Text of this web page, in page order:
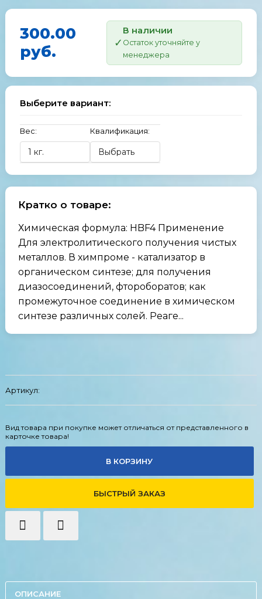
300.00
руб.
В наличии
Остаток уточняйте у
менеджера
Выберите вариант:
Вес: Квалификация:
Кратко о товаре:
Химическая формула: HBF4 Применение
Для электролитического получения чистых
металлов. В химпроме - катализатор в
органическом синтезе; для получения
диазосоединений, фтороборатов; как
промежуточное соединение в химическом
синтезе различных солей. Реаге...
Артикул:
Вид товара при покупке может отличаться от представленного в
карточке товара!
В КОРЗИНУ
БЫСТРЫЙ ЗАКАЗ
ОПИСАНИЕ